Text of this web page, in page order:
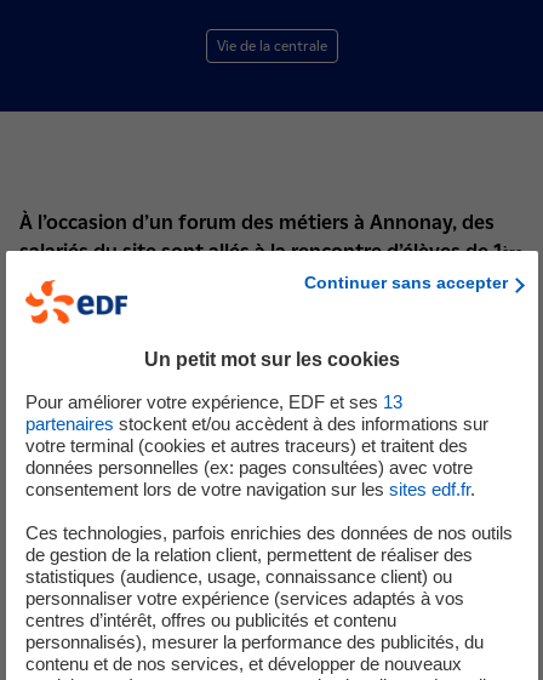
Vie de la centrale
À l’occasion d’un forum des métiers à Annonay, des
salariés du site sont allés à la rencontre d’élèves de 1ère
pour leur faire découvrir les métiers du nucléaire.
Cette initiative s’inscrit pleinement dans la dynamique
Ouvert à tous les volontaires, ce réseau vise à partager les
expériences, valoriser les métiers et renforcer les liens
avec le monde éducatif. Lors de cette rencontre, une
trentaine d’élèves ont pu échanger directement avec les
intervenants, découvrir leurs parcours et mieux
comprendre la diversité des métiers présents sur un
CNPE.
Grâce à une approche interactive et concrète, les
échanges ont été nombreux et ont permis aux jeunes de
Continuer sans accepter
Un petit mot sur les cookies
Pour améliorer votre expérience, EDF et ses 13
partenaires stockent et/ou accèdent à des informations sur
votre terminal (cookies et autres traceurs) et traitent des
données personnelles (ex: pages consultées) avec votre
consentement lors de votre navigation sur les sites edf.fr.
Ces technologies, parfois enrichies des données de nos outils
de gestion de la relation client, permettent de réaliser des
statistiques (audience, usage, connaissance client) ou
personnaliser votre expérience (services adaptés à vos
centres d’intérêt, offres ou publicités et contenu
personnalisés), mesurer la performance des publicités, du
contenu et de nos services, et développer de nouveaux